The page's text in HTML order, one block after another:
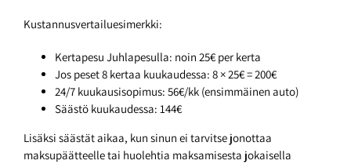
Kustannusvertailuesimerkki:
Kertapesu Juhlapesulla: noin 25€ per kerta
Jos peset 8 kertaa kuukaudessa: 8 × 25€ = 200€
24/7 kuukausisopimus: 56€/kk (ensimmäinen auto)
Säästö kuukaudessa: 144€
Lisäksi säästät aikaa, kun sinun ei tarvitse jonottaa
maksupäätteelle tai huolehtia maksamisesta jokaisella